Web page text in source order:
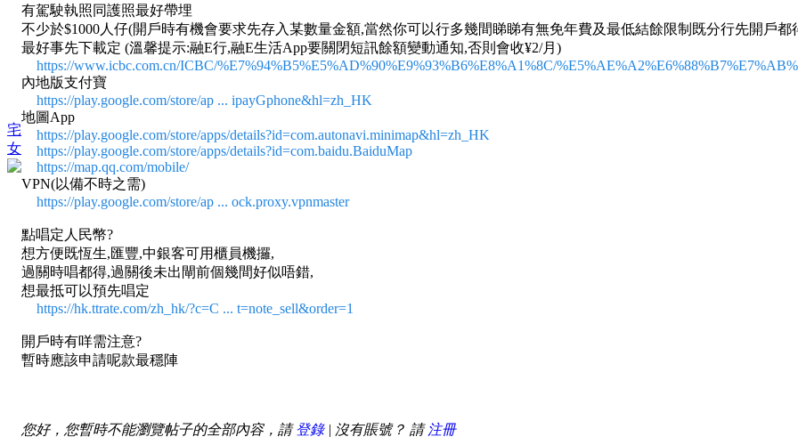
宅
女
有駕駛執照同護照最好帶埋
不少於$1000人仔(開戶時有機會要求先存入某數量金額,當然你可以行多幾間睇睇有無免年費及最低結餘限制既分行先開戶都
最好事先下載定 (溫馨提示:融E行,融E生活App要關閉短訊餘額變動通知,否則會收¥2/月)
https://www.icbc.com.cn/ICBC/%E7%94%B5%E5%AD%90%E9%93%B6%E8%A1%8C/
內地版支付寶
https://play.google.com/store/ap ... ipayGphone&hl=zh_HK
地圖App
https://play.google.com/store/apps/details?id=com.autonavi.minimap&hl=zh_HK
https://play.google.com/store/apps/details?id=com.baidu.BaiduMap
https://map.qq.com/mobile/
VPN(以備不時之需)
https://play.google.com/store/ap ... ock.proxy.vpnmaster
點唱定人民幣?
想方便既恆生,匯豐,中銀客可用櫃員機攞,
過關時唱都得,過關後未出閘前個幾間好似唔錯,
想最抵可以預先唱定
https://hk.ttrate.com/zh_hk/?c=C ... t=note_sell&order=1
開戶時有咩需注意?
暫時應該申請呢款最穩陣
您好，您暫時不能瀏覽帖子的全部內容，請登錄| 沒有賬號？ 請 注冊